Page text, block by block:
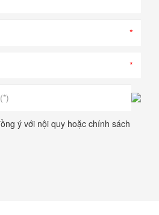
ý với nội quy hoặc chính sách